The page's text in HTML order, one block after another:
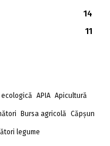
14
11
APIA Apicultură
Bursa agricolă Căpșun
legume